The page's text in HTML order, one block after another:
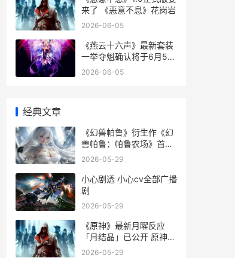
来了 《恶意不息》花岗岩
2026-06-05
《燕云十六声》最新套装
一举夺魁确认将于6月5日
正式上线 燕云十六声云游
2026-06-05
经典文章
《幻兽帕鲁》衍生作《幻
兽帕鲁：帕鲁农场》首支
预告片正式公开 幻兽是啥
2026-05-29
小心剧透 小心cv全部广播
剧
2026-05-29
《原神》最新月曜反应
「月结晶」已公开 原神
2021魈
2026-05-29